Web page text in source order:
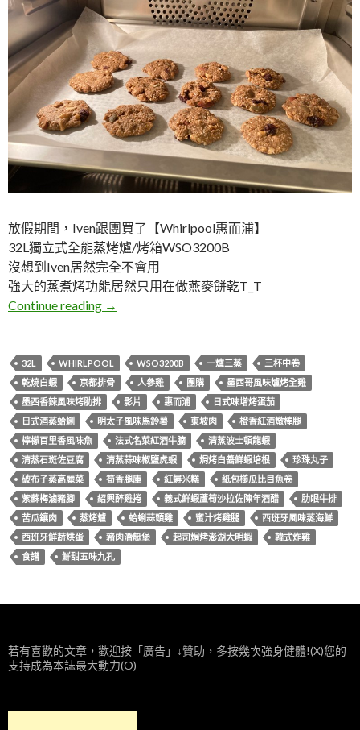
放假期間，Iven跟團買了【Whirlpool惠而浦】
32L獨立式全能蒸烤爐/烤箱WSO3200B
沒想到Iven居然完全不會用
強大的蒸煮烤功能居然只用在做燕麥餅乾T_T
Continue reading 惠而浦蒸烤爐/烤箱食譜書
→
32L WHIRLPOOL WSO3200B 一爐三蒸
三杯中卷
乾燒白蝦
京都排骨 人參雞 團購
墨西哥風味爐烤全雞
墨西香辣風味烤肋排
影片 惠而浦
日式味增烤蛋茄
日式酒蒸蛤蜊
明太子風味馬鈴薯 東坡肉
橙香紅酒燉棒腿
檸檬百里香風味魚
法式名菜紅酒牛腩
清蒸波士頓龍蝦
清蒸石斑佐豆腐
清蒸蒜味椒鹽虎蝦 焗烤白醬鮮蝦培根
珍珠丸子
破布子蒸高麗菜
筍香腿庫 紅蟳米糕
紙包櫛瓜比目魚卷
紫蘇梅滷豬腳
紹興醉雞捲 義式鮮蝦蘆筍沙拉佐陳年酒醋
肋眼牛排
苦瓜鑲肉
蒸烤爐 蛤蜊蒜頭雞 蜜汁烤雞腿
西班牙風味蒸海鮮
西班牙鮮蔬烘蛋
豬肉潛艇堡 起司焗烤澎湖大明蝦
韓式炸雞
食譜
鮮甜五味九孔
若有喜歡的文章，歡迎按「廣告」↓贊助，多按幾次強身健體!(X)您的
支持成為本誌最大動力(O)